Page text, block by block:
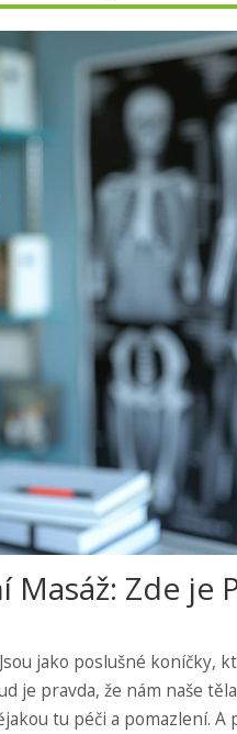
Zde je
jako poslušné koníčky,
je pravda, že nám naše
tu péči a pomazlení.